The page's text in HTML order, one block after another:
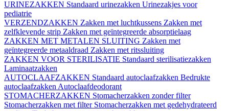
URINEZAKKEN Standaard urinezakken Urinezakjes voor
pediatrie
VERZENDZAKKEN Zakken met luchtkussens Zakken met
zelfklevende strip Zakken met geïntegreerde absorptielaag
ZAKKEN MET METALEN SLUITING Zakken met
geïntegreerde metaaldraad Zakken met ritssluiting
ZAKKEN VOOR STERILISATIE Standaard sterilisatiezakken
Laminaatzakken
AUTOCLAAFZAKKEN Standaard autoclaafzakken Bedrukte
autoclaafzakken Autoclaafdeodorant
STOMACHERZAKKEN Stomacherzakken zonder filter
Stomacherzakken met filter Stomacherzakken met gedehydrateerd